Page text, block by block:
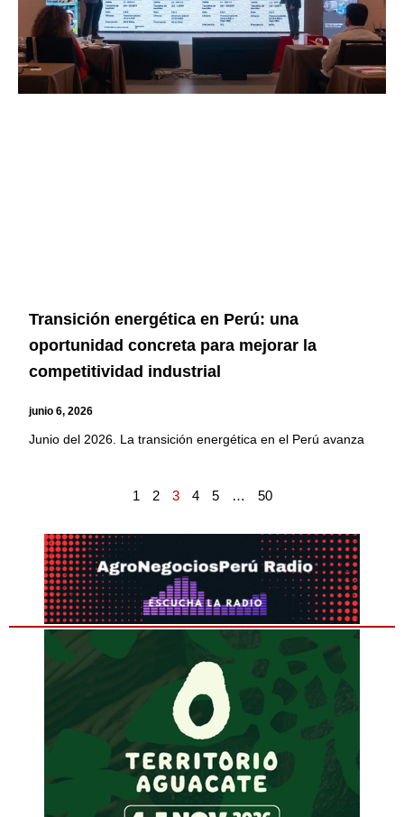
Transición energética en Perú: una
oportunidad concreta para mejorar la
competitividad industrial
junio 6, 2026
Junio del 2026. La transición energética en el Perú avanza
1 2 3 4 5 … 50